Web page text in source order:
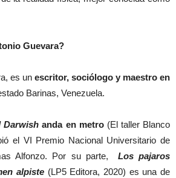
Guevara?
es un escritor, sociólogo y maestro en
Barinas, Venezuela.
Darwish anda en metro(El taller Blanco
el VI Premio Nacional Universitario de
Alfonzo. Por su parte,
Los pajaros
alpiste (LP5 Editora, 2020) es una de